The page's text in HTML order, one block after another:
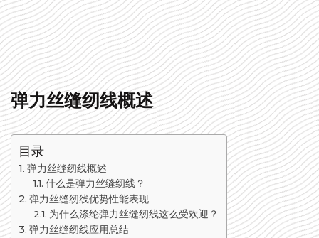
弹力丝缝纫线概述
目录
弹力丝缝纫线概述
什么是弹力丝缝纫线？
弹力丝缝纫线优势性能表现
为什么涤纶弹力丝缝纫线这么受欢迎？
弹力丝缝纫线应用总结